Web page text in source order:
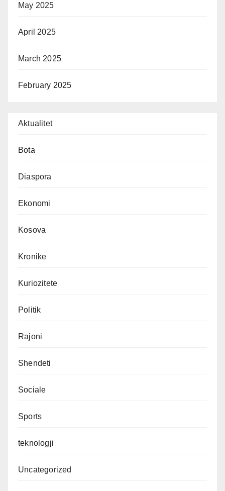
May 2025
April 2025
March 2025
February 2025
Aktualitet
Bota
Diaspora
Ekonomi
Kosova
Kronike
Kuriozitete
Politik
Rajoni
Shendeti
Sociale
Sports
teknologji
Uncategorized